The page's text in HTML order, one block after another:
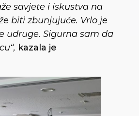
savjete i iskustva na
biti zbunjujuće. Vrlo je
udruge. Sigurna sam da
kazala je